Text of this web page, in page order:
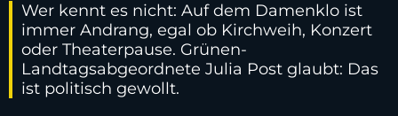
Wer kennt es nicht: Auf dem Damenklo ist
immer Andrang, egal ob Kirchweih, Konzert
oder Theaterpause. Grünen-
Landtagsabgeordnete Julia Post glaubt: Das
ist politisch gewollt.